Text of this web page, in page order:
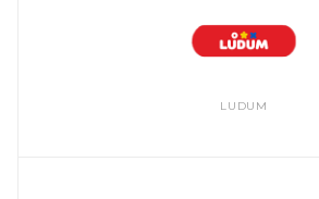
LUDUM